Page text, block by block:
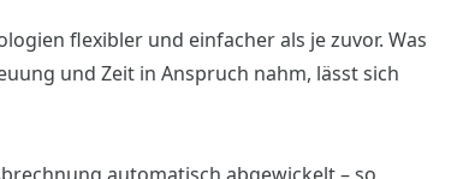
flexibler und einfacher als je zuvor. Was
und Zeit in Anspruch nahm, lässt sich